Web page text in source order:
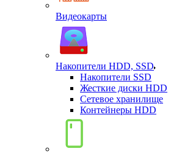
Видеокарты
Накопители HDD, SSD
Накопители SSD
Жесткие диски HDD
Сетевое хранилище
Контейнеры HDD